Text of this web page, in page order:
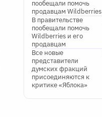
пообещали помочь
продавцам Wildberries
В правительстве
пообещали помочь
Wildberries и его
продавцам
Все новые
представители
думских фракций
присоединяются к
критике «Яблока»